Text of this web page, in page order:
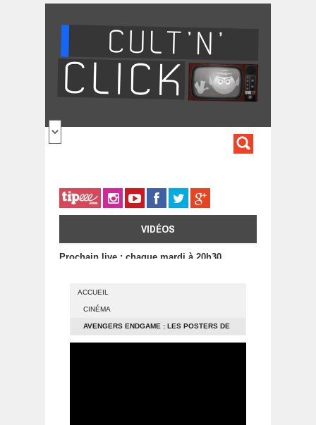
VIDÉOS
Prochain live : chaque mardi à 20h30
ACCUEIL
CINÉMA
AVENGERS ENDGAME : LES POSTERS DE
CHAQUE PERSONNAGE !